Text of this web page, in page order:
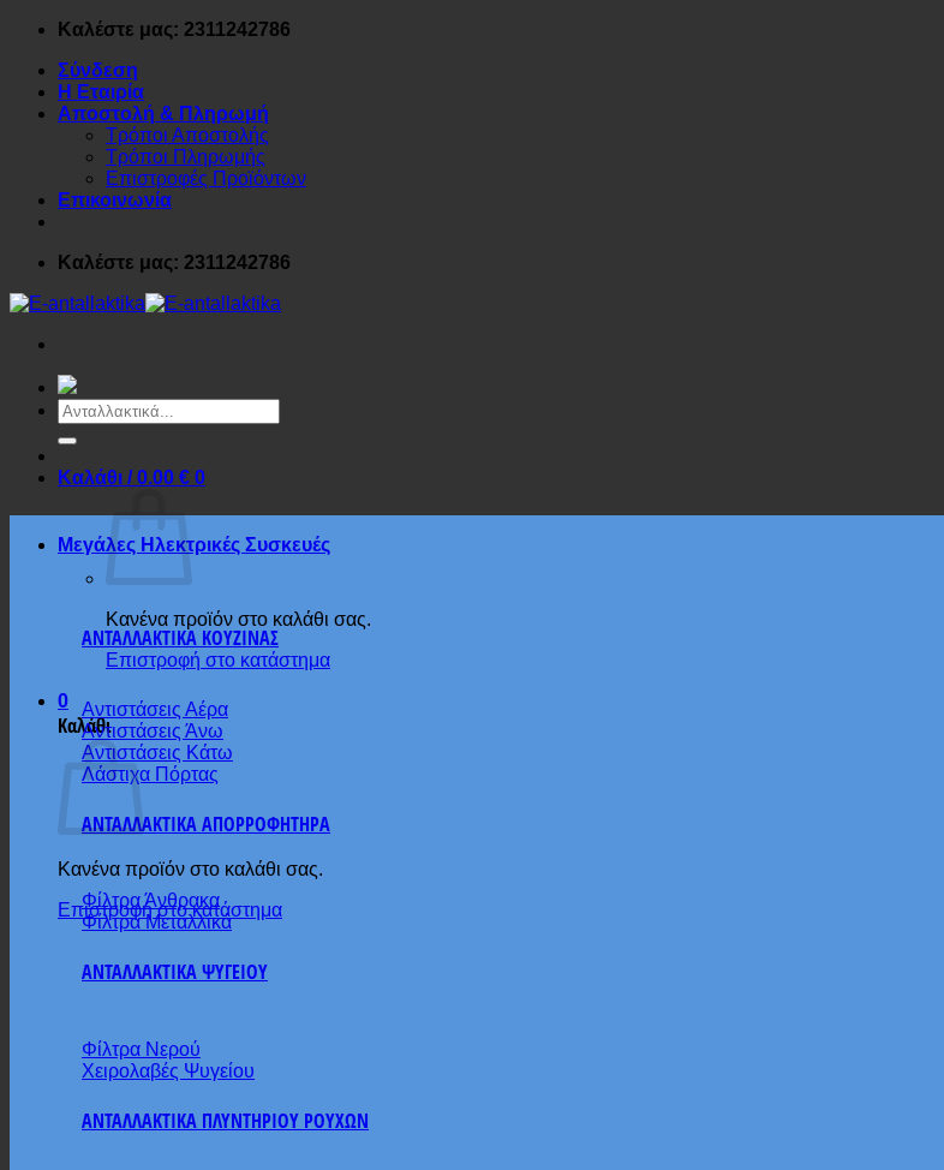
Μετάβαση
περιεχόμενο
Καλέστε μας: 2311242786
Σύνδεση
Η Εταιρία
Αποστολή & Πληρωμή
Τρόποι Αποστολής
Τρόποι Πληρωμής
Επιστροφές Προϊόντων
Επικοινωνία
Καλέστε μας: 2311242786
Αναζήτηση
για:
Καλάθι /0.00 € 0
Κανένα προϊόν στο καλάθι σας.
Επιστροφή στο κατάστημα
0
Καλάθι
Κανένα προϊόν στο καλάθι σας.
Επιστροφή στο κατάστημα
Μεγάλες Ηλεκτρικές Συσκευές
ΑΝΤΑΛΛΑΚΤΙΚΑ ΚΟΥΖΙΝΑΣ
Αντιστάσεις Αέρα
Αντιστάσεις Άνω
Αντιστάσεις Κάτω
Λάστιχα Πόρτας
ΑΝΤΑΛΛΑΚΤΙΚΑ ΑΠΟΡΡΟΦΗΤΗΡΑ
Φίλτρα Άνθρακα
Φίλτρα Μεταλλικά
ΑΝΤΑΛΛΑΚΤΙΚΑ ΨΥΓΕΙΟΥ
Φίλτρα Νερού
Χειρολαβές Ψυγείου
ΑΝΤΑΛΛΑΚΤΙΚΑ ΠΛΥΝΤΗΡΙΟΥ ΡΟΥΧΩΝ